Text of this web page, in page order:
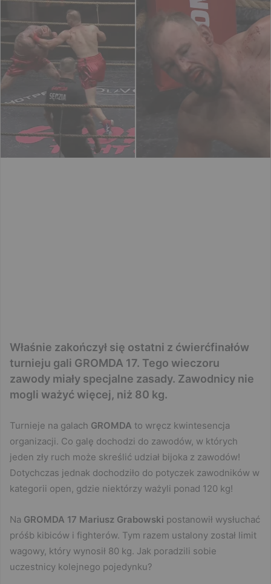
Właśnie zakończył się ostatni z ćwierćfinałów
turnieju gali GROMDA 17. Tego wieczoru
zawody miały specjalne zasady. Zawodnicy nie
mogli ważyć więcej, niż 80 kg.
Turnieje na galach GROMDA to wręcz kwintesencja
organizacji. Co galę dochodzi do zawodów, w których
jeden zły ruch może skreślić udział bijoka z zawodów!
Dotychczas jednak dochodziło do potyczek zawodników w
kategorii open, gdzie niektórzy ważyli ponad 120 kg!
Na GROMDA 17 Mariusz Grabowski postanowił wysłuchać
próśb kibiców i fighterów. Tym razem ustalony został limit
wagowy, który wynosił 80 kg. Jak poradzili sobie
uczestnicy kolejnego pojedynku?